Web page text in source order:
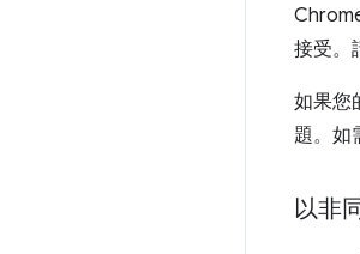
接受。
如果您
題。如
以非